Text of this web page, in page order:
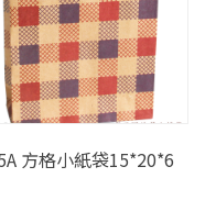
方格小紙袋15*20*6